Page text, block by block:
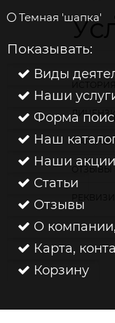
Темная 'шапка'
Показывать:
Виды
Наши
Форма
Наш
Наши
Статьи
Отзывы
О
Карта,
Корзину
ОТЗЫВЫ